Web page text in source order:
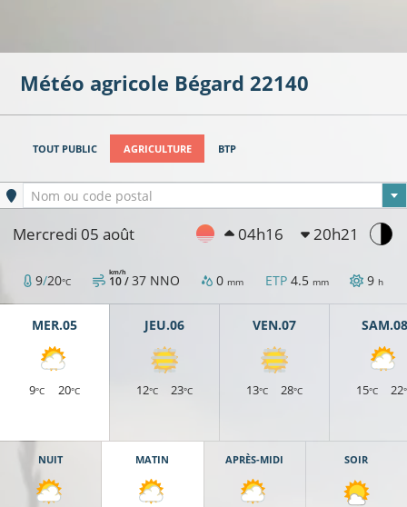
Météo agricole Bégard 22140
TOUT PUBLIC AGRICULTURE BTP
Ville sélectionnée
Nom ou code postal
Mercredi 05 août 04h16 20h21
9/20°C 10 /
km/h 37 NNO 0 mm ETP 4.5 mm 9 h
MER.05
9°C 20°C
JEU.06
12°C 23°C
VEN.07
13°C 28°C
SAM.08
15°C 22
NUIT MATIN APRÈS-MIDI SOIR